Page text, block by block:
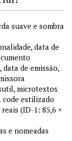
suave e sombra
data de
de emissão,
microtextos
code estilizado
(ID-1: 85,6 ×
e nomeadas